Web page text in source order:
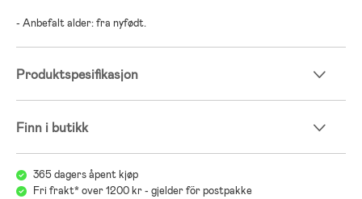
- Anbefalt alder: fra nyfødt.
Produktspesifikasjon
Finn i butikk
365 dagers åpent kjøp
Fri frakt* over 1200 kr - gjelder för postpakke